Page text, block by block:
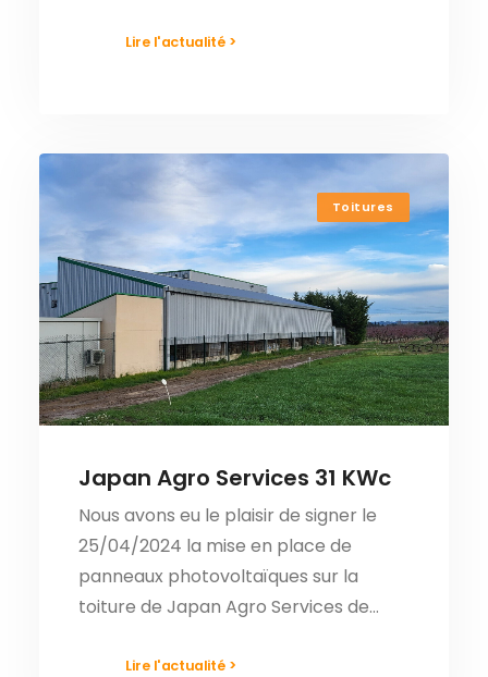
Lire l'actualité >
Toitures
Japan Agro Services 31 KWc
Nous avons eu le plaisir de signer le
25/04/2024 la mise en place de
panneaux photovoltaïques sur la
toiture de Japan Agro Services de…
Lire l'actualité >